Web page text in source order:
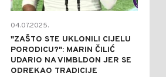
04.07.2025.
"ZAŠTO STE UKLONILI CIJELU
PORODICU?": MARIN ČILIĆ
UDARIO NA VIMBLDON JER SE
ODREKAO TRADICIJE